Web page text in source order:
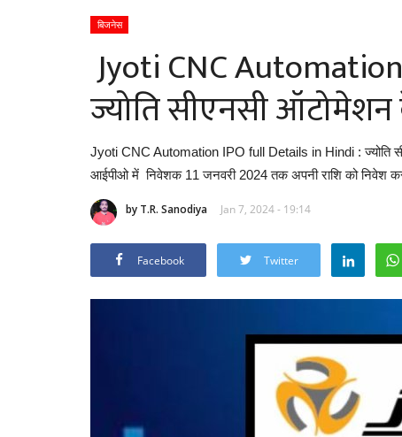
बिजनेस
Jyoti CNC
ज्योति सीएनसी
Jyoti CNC Automation IPO full Details in Hindi : ज्योति
आईपीओ में निवेशक 11 जनवरी 2024 तक अपनी राशि को निवेश
by T.R. Sanodiya Jan 7, 2024 - 19:14
Facebook Twitter